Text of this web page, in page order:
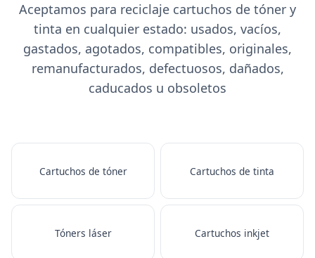
Aceptamos para reciclaje cartuchos de tóner y
tinta en cualquier estado: usados, vacíos,
gastados, agotados, compatibles, originales,
remanufacturados, defectuosos, dañados,
caducados u obsoletos
Cartuchos de tóner Cartuchos de tinta
Tóners láser Cartuchos inkjet